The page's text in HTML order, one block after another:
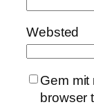
Websted
Gem mit
browser